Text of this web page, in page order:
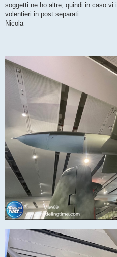
g
i
soggetti ne ho altre, quindi in caso vi
volentieri in post separati.
Nicola